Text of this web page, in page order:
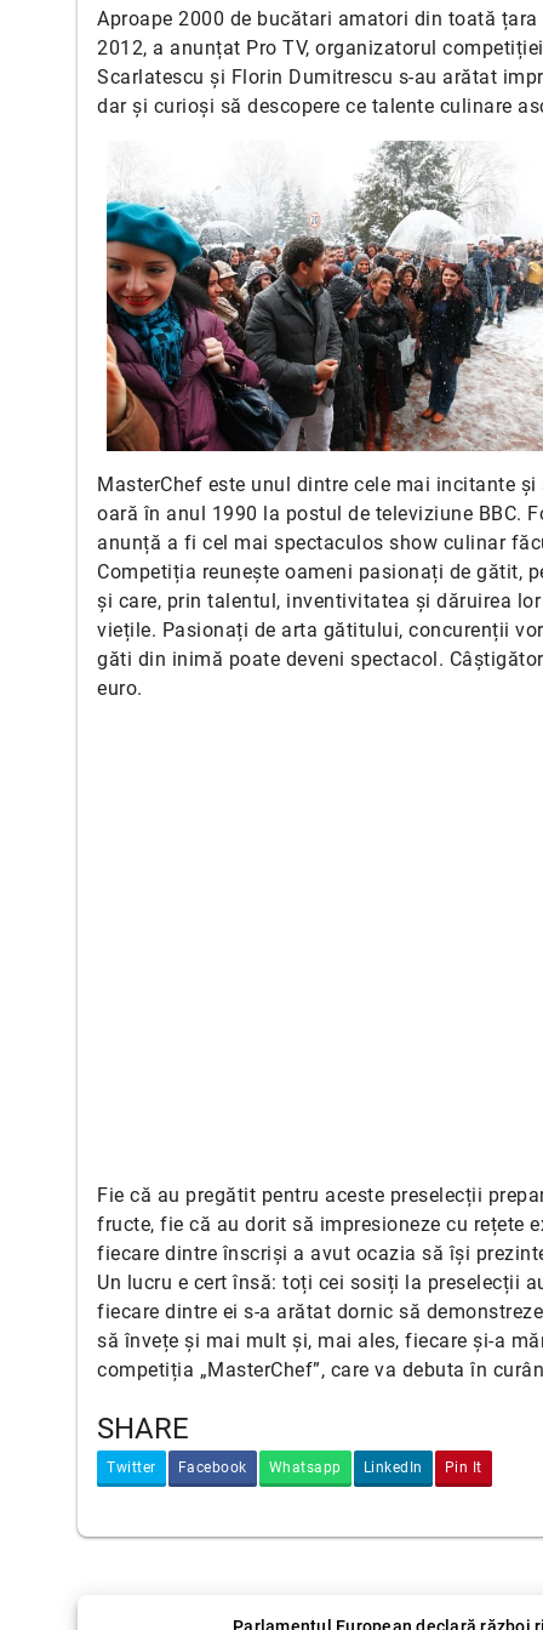
Aproape 2000 de bucătari amatori din toată
2012, a anunțat Pro TV, organizatorul
Scarlatescu și Florin Dumitrescu s-au arătat
dar și curioși să descopere ce talente culinare
MasterChef este unul dintre cele mai incitante
oară în anul 1990 la postul de televiziune BBC.
anunță a fi cel mai spectaculos show culinar
Competiția reunește oameni pasionați de gătit,
și care, prin talentul, inventivitatea și dăruirea
viețile. Pasionați de arta gătitului, concurenții
găti din inimă poate deveni spectacol.
euro.
Fie că au pregătit pentru aceste preselecții
fructe, fie că au dorit să impresioneze cu rețete
fiecare dintre înscriși a avut ocazia să își
Un lucru e cert însă: toți cei sosiți la preselecții
fiecare dintre ei s-a arătat dornic să
să învețe și mai mult și, mai ales, fiecare și-a
competiția „MasterChef”, care va debuta în
SHARE
Twitter Facebook Whatsapp LinkedIn Pin It
Parlamentul European declară război